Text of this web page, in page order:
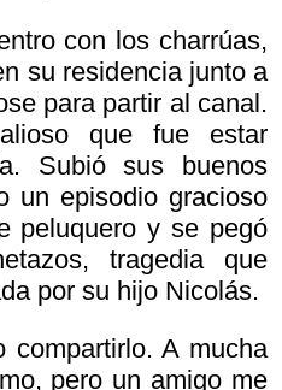
con los charrúas,
su residencia junto a
para partir al canal.
que fue estar
Subió sus buenos
un episodio gracioso
peluquero y se pegó
tragedia que
por su hijo Nicolás.
compartirlo. A mucha
pero un amigo me